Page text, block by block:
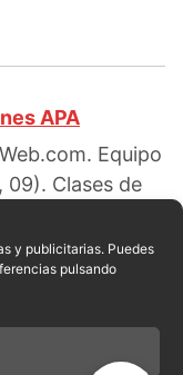
y publicitarias. Puedes
pulsando
APA
Equipo
09). Clases de
2026, desde
del-